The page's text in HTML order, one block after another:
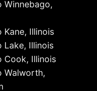
Winnebago,
Kane, Illinois
Lake, Illinois
Cook, Illinois
Walworth,